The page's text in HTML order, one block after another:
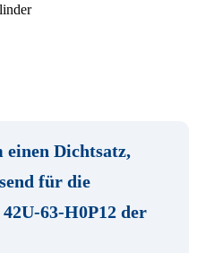
einen Dichtsatz,
für die
42U-63-H0P12 der